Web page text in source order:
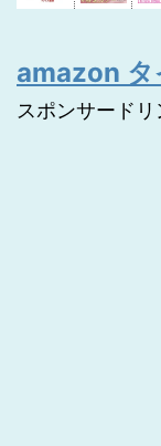
amazon タ
スポンサードリ